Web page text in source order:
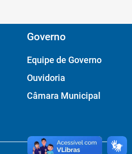
Governo
Equipe de Governo
Ouvidoria
Câmara Municipal